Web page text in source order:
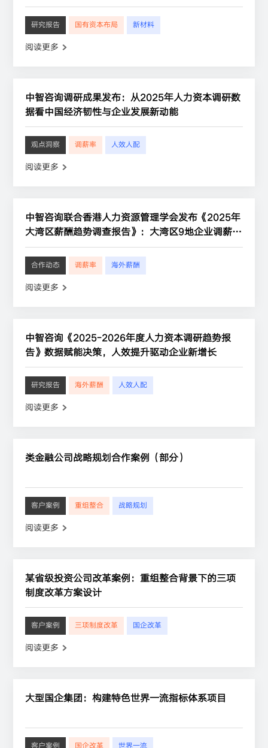
研究报告 国有资本布局 新材料
阅读更多
中智咨询调研成果发布：从2025年人力资本调研数
据看中国经济韧性与企业发展新动能
观点洞察 调薪率 人效人配
阅读更多
中智咨询联合香港人力资源管理学会发布《2025年
大湾区薪酬趋势调查报告》：大湾区9地企业调薪率
平均为4.1%
合作动态 调薪率 海外薪酬
阅读更多
中智咨询《2025-2026年度人力资本调研趋势报
告》数据赋能决策，人效提升驱动企业新增长
研究报告 海外薪酬 人效人配
阅读更多
类金融公司战略规划合作案例（部分）
客户案例 重组整合 战略规划
阅读更多
某省级投资公司改革案例：重组整合背景下的三项
制度改革方案设计
客户案例 三项制度改革 国企改革
阅读更多
大型国企集团：构建特色世界一流指标体系项目
客户案例 国企改革 世界一流